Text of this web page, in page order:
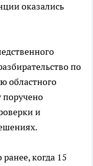
оказались
по
областного
и
когда 15